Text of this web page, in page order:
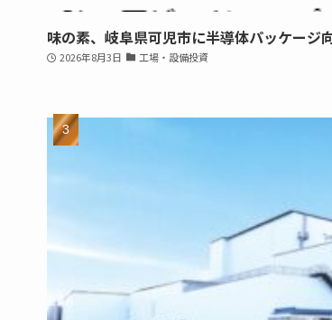
味の素、岐阜県可児市に半導体パッケージ
2026年8月3日 工場・設備投資